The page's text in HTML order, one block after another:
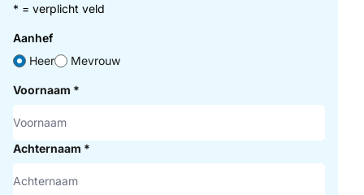
* = verplicht veld
Aanhef
Heer
Mevrouw
Voornaam *
Achternaam *